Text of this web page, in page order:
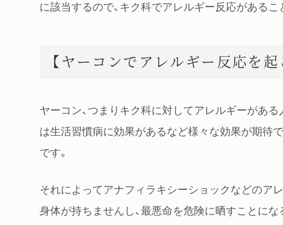
に該当するので、キク科でアレルギー反応がある
【ヤーコンでアレルギー反応を
ヤーコン、つまりキク科に対してアレルギーがあ
は生活習慣病に効果があるなど様々な効果が期待
です。
それによってアナフィラキシーショックなどのア
身体が持ちませんし、最悪命を危険に晒すことに